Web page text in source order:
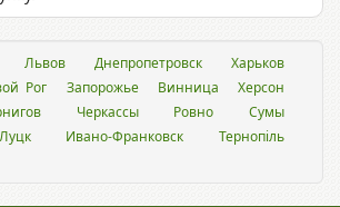
Львов Днепропетровск
Харьков
Рог Запорожье Винница
Херсон
Черкассы Ровно
Сумы
Луцк Ивано-Франковск
Тернопіль